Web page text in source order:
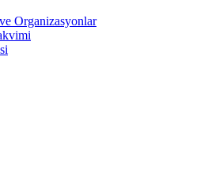
Organizasyonlar